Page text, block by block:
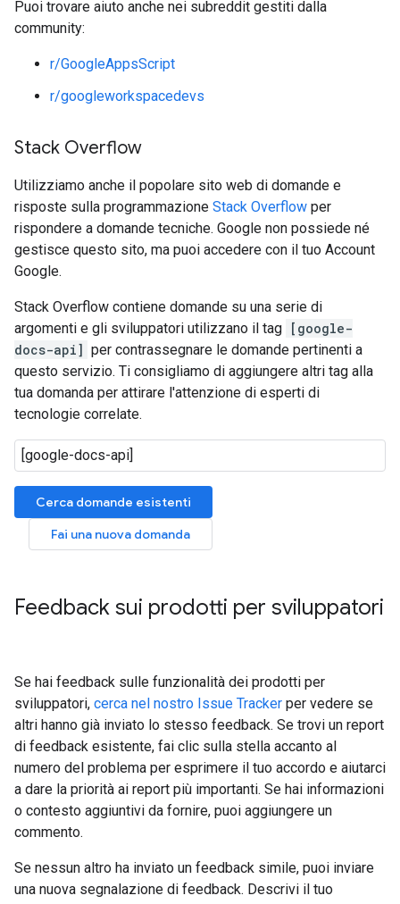
Puoi trovare aiuto anche nei subreddit gestiti dalla
community:
r/GoogleAppsScript
r/googleworkspacedevs
Stack Overflow
Utilizziamo anche il popolare sito web di domande e
risposte sulla programmazione Stack Overflow per
rispondere a domande tecniche. Google non possiede né
gestisce questo sito, ma puoi accedere con il tuo Account
Google.
Stack Overflow contiene domande su una serie di
argomenti e gli sviluppatori utilizzano il tag [google-
docs-api] per contrassegnare le domande pertinenti a
questo servizio. Ti consigliamo di aggiungere altri tag alla
tua domanda per attirare l'attenzione di esperti di
tecnologie correlate.
Cerca domande esistenti
Fai una nuova domanda
Feedback sui prodotti per sviluppatori
Se hai feedback sulle funzionalità dei prodotti per
sviluppatori, cerca nel nostro Issue Tracker per vedere se
altri hanno già inviato lo stesso feedback. Se trovi un report
di feedback esistente, fai clic sulla stella accanto al
numero del problema per esprimere il tuo accordo e aiutarci
a dare la priorità ai report più importanti. Se hai informazioni
o contesto aggiuntivi da fornire, puoi aggiungere un
commento.
Se nessun altro ha inviato un feedback simile, puoi inviare
una nuova segnalazione di feedback. Descrivi il tuo